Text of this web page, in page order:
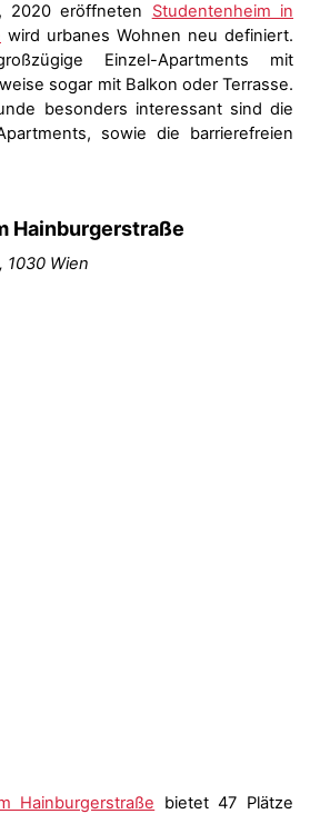
2020 eröffneten Studentenheim in
wird urbanes Wohnen neu definiert.
Einzel-Apartments mit
sogar mit Balkon oder Terrasse.
besonders interessant sind die
sowie die barrierefreien
Hainburgerstraße
1030 Wien
Hainburgerstraße bietet 47 Plätze